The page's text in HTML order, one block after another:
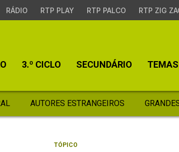
RÁDIO RTP PLAY RTP PALCO RTP ZIG
3.º CICLO SECUNDÁRIO TEMAS
AUTORES ESTRANGEIROS
TÓPICO